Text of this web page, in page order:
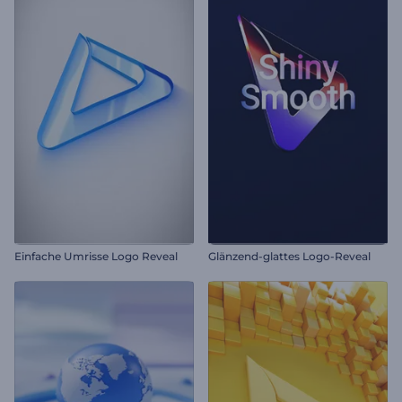
Einfache Umrisse Logo Reveal Glänzend-glattes Logo-Reveal